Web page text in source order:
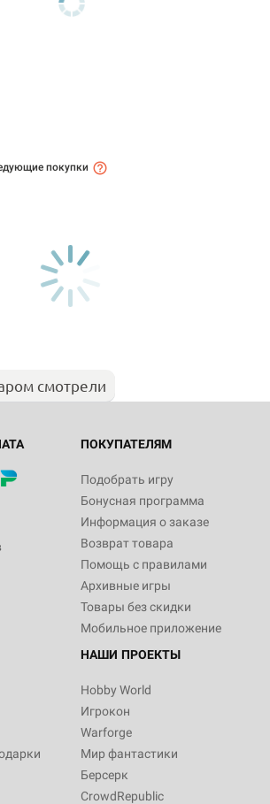
покупки
смотрели
ПОКУПАТЕЛЯМ
Подобрать игру
Бонусная программа
Информация о заказе
Возврат товара
Помощь с правилами
Архивные игры
Товары без скидки
Мобильное приложение
НАШИ ПРОЕКТЫ
Hobby World
Игрокон
Warforge
Мир фантастики
Берсерк
CrowdRepublic